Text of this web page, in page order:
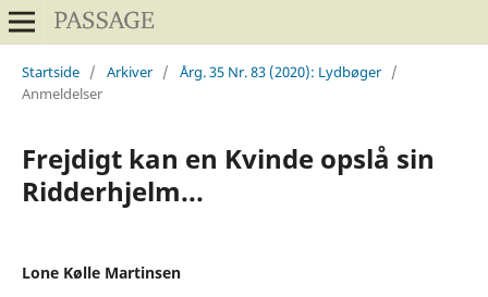
Startside / Arkiver / Årg. 35 Nr. 83 (2020): Lydbøger /
Anmeldelser
Frejdigt kan en Kvinde opslå sin
Ridderhjelm...
Lone Kølle Martinsen